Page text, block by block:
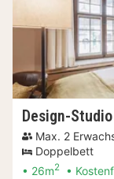
Design-Studio
Max. 2
Doppelbett
26m2